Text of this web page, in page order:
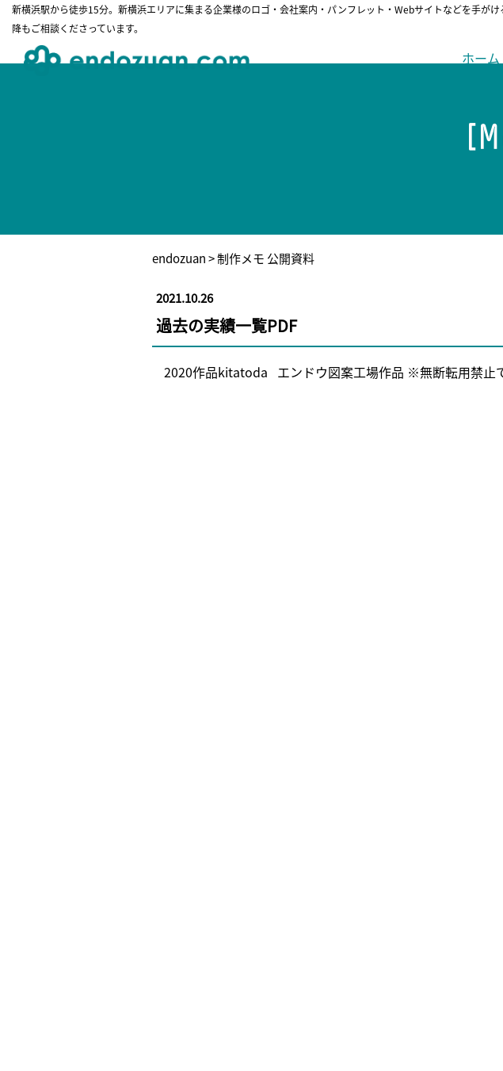
新横浜駅から徒歩15分。新横浜エリアに集まる企業様のロゴ・会社案内・パンフレット・Webサイトなどを手が
降もご相談くださっています。
ホーム
endozuan> 制作メモ 公開資料
2021.10.26
過去の実績一覧PDF
2020作品kitatoda エンドウ図案工場作品 ※無断転用禁止